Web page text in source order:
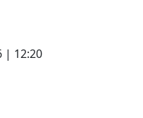
| 12:20